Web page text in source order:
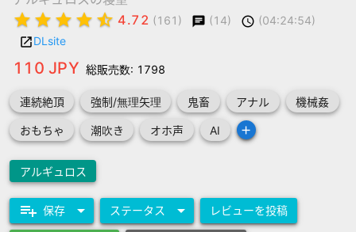
star star star star star_half 4.72 (161) chat (14) schedule (04:24:54)
launchDLsite
110 JPY 総販売数: 1798
連続絶頂 強制/無理矢理 鬼畜 アナル 機械姦
おもちゃ 潮吹き オホ声 AI add
アルギュロス
playlist_add 保存 arrow_drop_down ステータス arrow_drop_down レビューを投稿